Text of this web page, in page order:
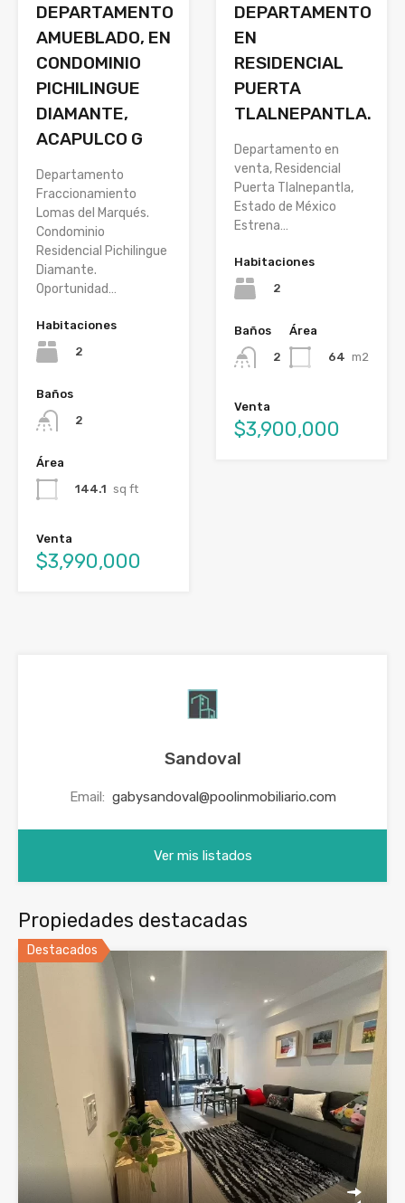
DEPARTAMENTO
AMUEBLADO, EN
CONDOMINIO
PICHILINGUE
DIAMANTE,
ACAPULCO G
Departamento
Fraccionamiento
Lomas del Marqués.
Condominio
Residencial Pichilingue
Diamante.
Oportunidad…
Habitaciones
2
Baños
2
Área
144.1 sq ft
Venta
$3,990,000
DEPARTAMENTO
EN
RESIDENCIAL
PUERTA
TLALNEPANTLA.
Departamento en
venta, Residencial
Puerta Tlalnepantla,
Estado de México
Estrena…
Habitaciones
2
Baños
2
Área
64 m2
Venta
$3,900,000
Sandoval
Email: gabysandoval@poolinmobiliario.com
Ver mis listados
Propiedades destacadas
Destacados